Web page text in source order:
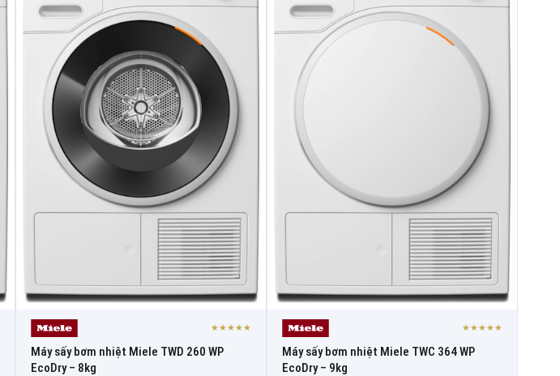
★★★★★
Máy sấy bơm nhiệt Miele TWD 260 WP
EcoDry – 8kg
★★★★★
Máy sấy bơm nhiệt Miele TWC 364 WP
EcoDry – 9kg